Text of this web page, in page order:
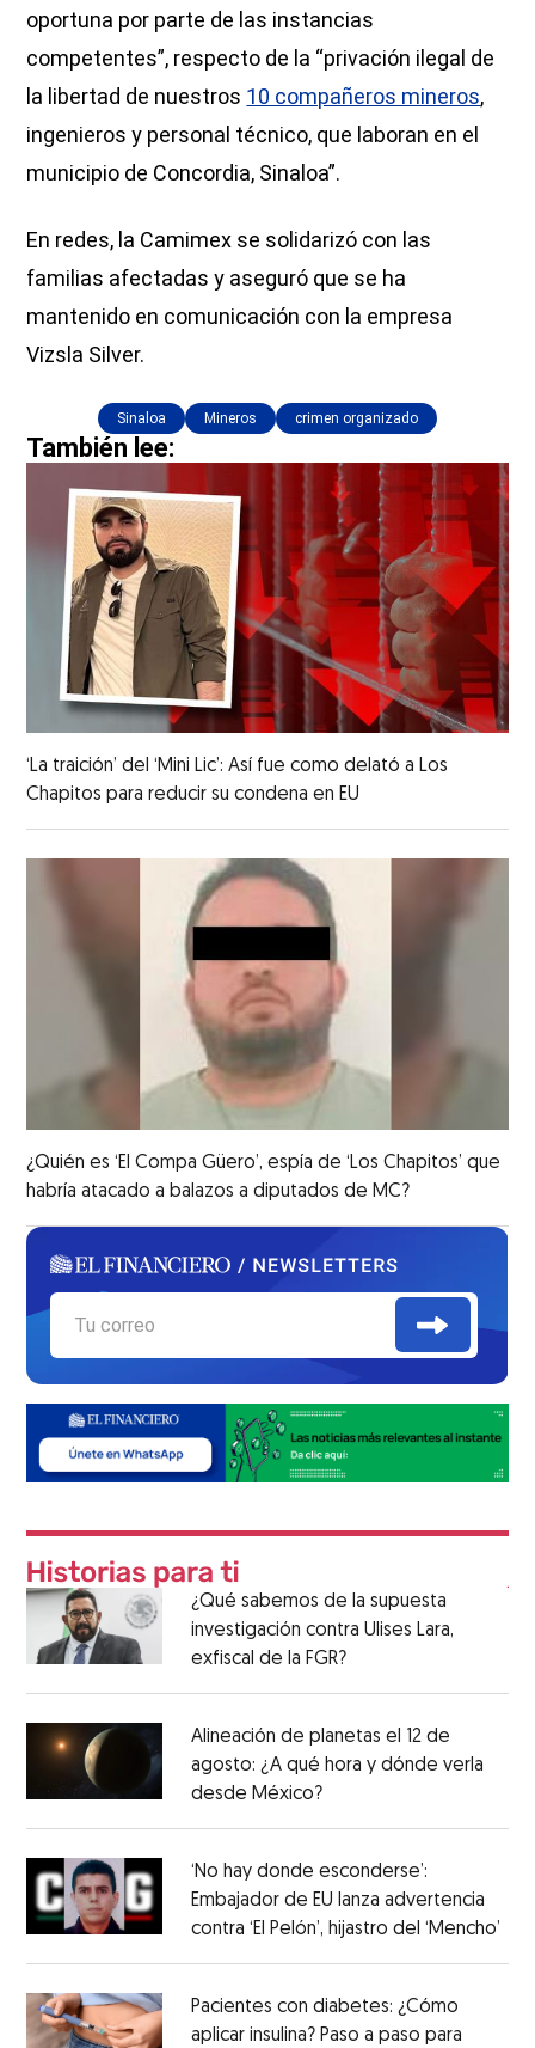
oportuna por parte de las instancias
competentes”, respecto de la “privación ilegal de
la libertad de nuestros 10 compañeros mineros,
ingenieros y personal técnico, que laboran en el
municipio de Concordia, Sinaloa”.
En redes, la Camimex se solidarizó con las
familias afectadas y aseguró que se ha
mantenido en comunicación con la empresa
Vizsla Silver.
Sinaloa Mineros crimen organizado
También lee:
‘La traición’ del ‘Mini Lic’: Así fue como delató a Los
Chapitos para reducir su condena en EU
¿Quién es ‘El Compa Güero’, espía de ‘Los Chapitos’ que
habría atacado a balazos a diputados de MC?
¿Qué sabemos de la supuesta
investigación contra Ulises Lara,
exfiscal de la FGR?
Alineación de planetas el 12 de
agosto: ¿A qué hora y dónde verla
desde México?
‘No hay donde esconderse’:
Embajador de EU lanza advertencia
contra ‘El Pelón’, hijastro del ‘Mencho’
Pacientes con diabetes: ¿Cómo
aplicar insulina? Paso a paso para